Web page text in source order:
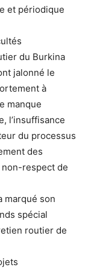
et périodique
du Burkina
jalonné le
à
manque
l’insuffisance
du processus
des
non-respect de
marqué son
spécial
routier de